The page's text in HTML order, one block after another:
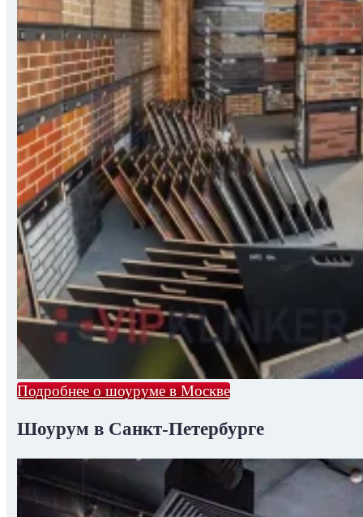
Подробнее о шоуруме в Москве
Шоурум в Санкт-Петербурге